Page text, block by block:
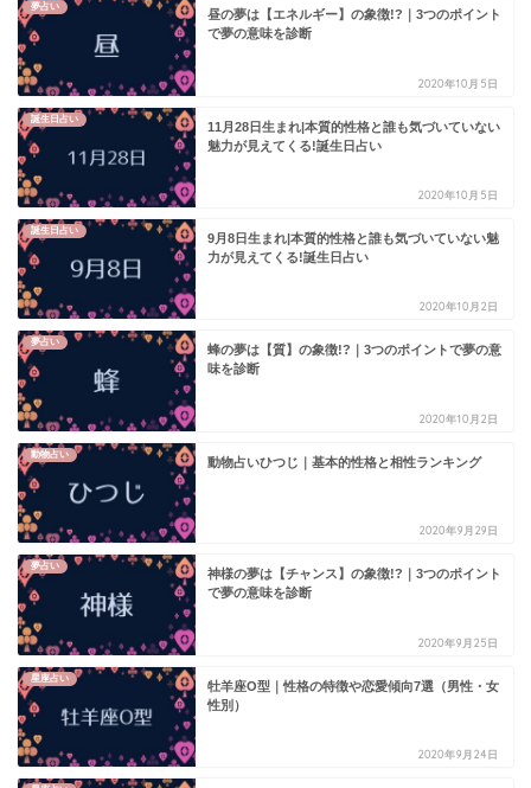
夢占い
昼の夢は【エネルギー】の象徴!?｜3つのポイント
で夢の意味を診断
2020年10月5日
誕生日占い
11月28日生まれ|本質的性格と誰も気づいていない
魅力が見えてくる!誕生日占い
2020年10月5日
誕生日占い
9月8日生まれ|本質的性格と誰も気づいていない魅
力が見えてくる!誕生日占い
2020年10月2日
夢占い
蜂の夢は【質】の象徴!?｜3つのポイントで夢の意
味を診断
2020年10月2日
動物占い
動物占いひつじ｜基本的性格と相性ランキング
2020年9月29日
夢占い
神様の夢は【チャンス】の象徴!?｜3つのポイント
で夢の意味を診断
2020年9月25日
星座占い
牡羊座O型｜性格の特徴や恋愛傾向7選（男性・女
性別）
2020年9月24日